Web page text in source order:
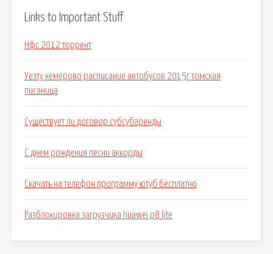
Links to Important Stuff
Нфс 2012 торрент
Уезту кемерово расписание автобусов 2015г томская
писаница
Существует ли договор субсубаренды
С днем рождения песни аккорды
Скачать на телефон программу ютуб бесплатно
Разблокировка загрузчика huawei p8 lite